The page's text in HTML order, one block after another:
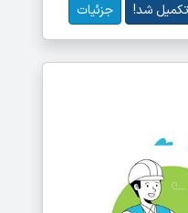
شد! جزئیات